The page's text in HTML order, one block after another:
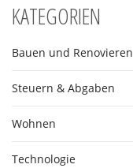
KATEGORIEN
Bauen und Renovieren
Steuern & Abgaben
Wohnen
Technologie